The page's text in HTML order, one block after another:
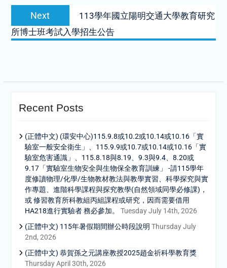
Next
post:
113學年國立陽明交通大學教育研究
所博士班考試入學招生公告
Recent Posts
(正體中文) (環安中心)115.9.8或10.2或10.14或10.16「實
驗室一般安全衛生」、115.9.9或10.7或10.14或10.16「實
驗室危害通識」、115.8.18與8.19、9.3與9.4、8.20或
9.17「實驗室生物安全與生物保全教育訓練」 -請115學年
度修讀物理/化學/生物教材教法與教學實習、科學探究與實
作專題、進階科學課程與探究教學(自然領域同學必修課)，
或 修習教育所科教組丙組課程或研究，因而需要借用
HA218進行實驗者 務必參加。
Tuesday July 14th, 2026
(正體中文) 115年暑假期間辦公時段說明 Thursday July
2nd, 2026
(正體中文) 恭賀孫之元講座教授2025趙金祈科學教育獎
Thursday April 30th, 2026